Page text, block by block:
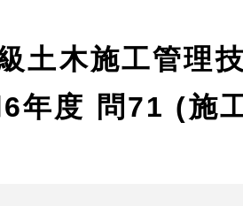
土木施工管理
年度 問71 (施